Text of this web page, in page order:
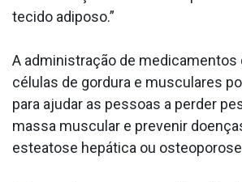
tecido adiposo.”
A administração de medicamentos
células de gordura e musculares
para ajudar as pessoas a perder
massa muscular e prevenir
esteatose hepática ou